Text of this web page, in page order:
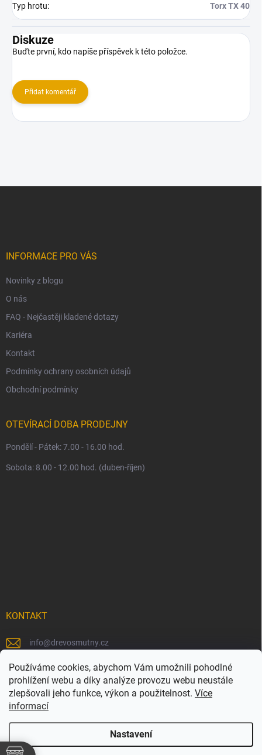
Používáme cookies, abychom Vám umožnili pohodlné
prohlížení webu a díky analýze provozu webu neustále
zlepšovali jeho funkce, výkon a použitelnost. Více
informací
Nastavení
Typ hrotu: Torx TX 40
Diskuze
Buďte první, kdo napíše příspěvek k této položce.
Přidat komentář
INFORMACE PRO VÁS
Novinky z blogu
O nás
FAQ - Nejčastěji kladené dotazy
Kariéra
Kontakt
Podmínky ochrany osobních údajů
Obchodní podmínky
OTEVÍRACÍ DOBA PRODEJNY
Pondělí - Pátek: 7.00 - 16.00 hod.
Sobota: 8.00 - 12.00 hod. (duben-říjen)
KONTAKT
info@drevosmutny.cz
+420 725 710 840
https://www.facebook.com/drevosmutny/
drevosmutny/